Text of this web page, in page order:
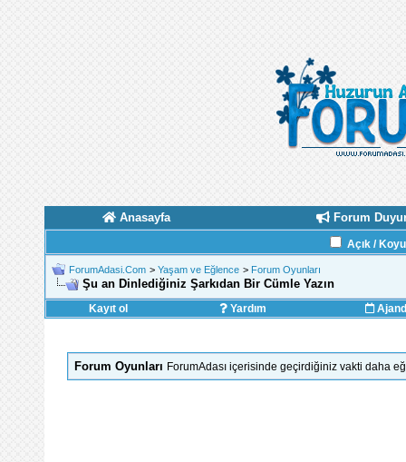
Anasayfa Forum
Açık /
ForumAdasi.Com > Yaşam ve Eğlence > Forum Oyunları
Şu an Dinlediğiniz Şarkıdan Bir Cümle Yazın
Kayıt ol Yardım
Forum Oyunları ForumAdası içerisinde geçirdiğiniz vakti daha